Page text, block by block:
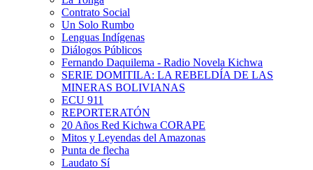
Contrato Social
Un Solo Rumbo
Lenguas Indígenas
Diálogos Públicos
Fernando Daquilema - Radio Novela Kichwa
SERIE DOMITILA: LA REBELDÍA DE LAS
MINERAS BOLIVIANAS
ECU 911
REPORTERATÓN
20 Años Red Kichwa CORAPE
Mitos y Leyendas del Amazonas
Punta de flecha
Laudato Sí